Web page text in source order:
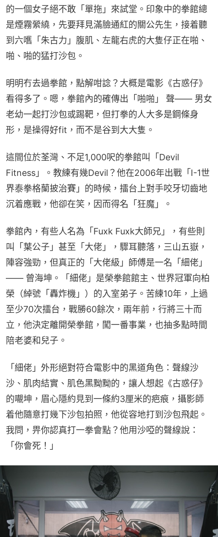
的一個女子絕不敢「單拖」來試堂。印象中的拳館總
是煙霧縈繞，先要拜見滿臉通紅的關公先生，接着聽
到六嚿「朱古力」腹肌、左龍右虎的大隻仔正在啪、
啪、啪的猛打沙包。
明明冇去過拳館，點解咁諗？大概是電影《古惑仔》
看得多了。嗯，拳館內的確傳出「啪啪」 聲—— 男女
老幼一起打沙包或踢靶，但打拳的人大多是鋼條身
形，是操得好fit，而不是谷到大大隻。
這間位於荃灣、不足1,000呎的拳館叫「Devil
Fitness」。教練有幾Devil？他在2006年出戰「I-1世
界泰拳格蘭披治賽」的時候，擂台上對手咬牙切齒地
沉着應戰，他卻在笑，因而得名「狂魔」。
拳館內，有些人名為「Fuxk Fuxk大師兄」，有些則
叫「葉公子」甚至「大佬」，驟耳聽落，三山五嶽，
陣容強勁，但真正的「大佬級」師傅是一名「細佬」
—— 曾海坤。「細佬」是榮拳館館主、世界冠軍向柏
榮（綽號「轟炸機」）的入室弟子。苦練10年，上過
至少70次擂台，戰勝60餘次，兩年前，行將三十而
立，他決定離開榮拳館，闖一番事業，也抽多點時間
陪老婆和兒子。
「細佬」外形絕對符合電影中的黑道角色：聲線沙
沙、肌肉結實、肌色黑黝黝的，讓人想起《古惑仔》
的𡃁坤，眉心隱約見到一條約3厘米的疤痕，攝影師
着他隨意打幾下沙包拍照，他從容地打到沙包飛起。
我問，畀你認真打一拳會點？他用沙啞的聲線說：
「你會死！」